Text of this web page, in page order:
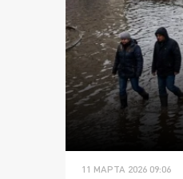
11 МАРТА 2026 09:06